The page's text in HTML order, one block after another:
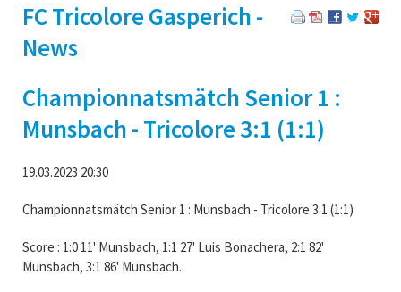
FC Tricolore Gasperich -
News
Championnatsmätch Senior 1 :
Munsbach - Tricolore 3:1 (1:1)
19.03.2023 20:30
Championnatsmätch Senior 1 : Munsbach - Tricolore 3:1 (1:1)
Score : 1:0 11' Munsbach, 1:1 27' Luis Bonachera, 2:1 82'
Munsbach, 3:1 86' Munsbach.